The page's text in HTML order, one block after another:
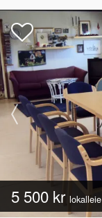
5 500 kr lokalleie